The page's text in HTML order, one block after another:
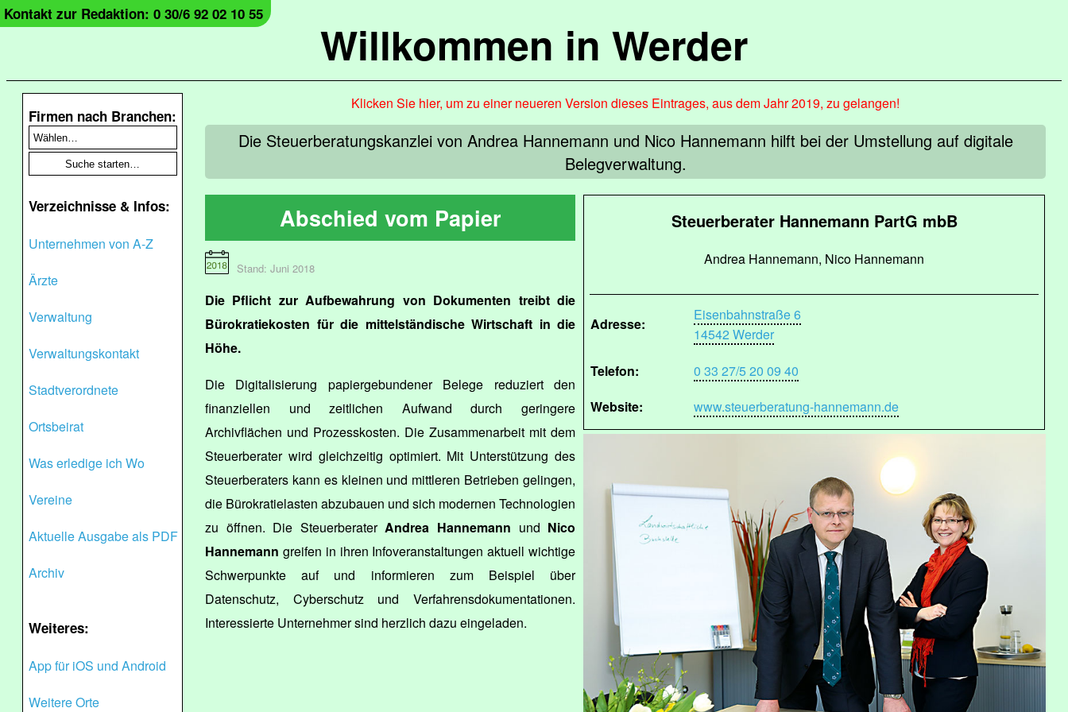
Willkommen in Werder
Kontakt zur Redaktion: 0 30/6 92 02 10 55
Firmen nach Branchen:
Verzeichnisse & Infos:
Unternehmen von A-Z
Ärzte
Verwaltung
Verwaltungskontakt
Stadtverordnete
Ortsbeirat
Was erledige ich Wo
Vereine
Aktuelle Ausgabe als PDF
Archiv
Weiteres:
App für iOS und Android
Weitere Orte
Klicken Sie hier, um zu einer neueren Version dieses Eintrages, aus dem Jahr 2019, zu gelangen!
Die Steuerberatungskanzlei von Andrea Hannemann und Nico Hannemann hilft bei der Umstellung auf digitale
Belegverwaltung.
Steuerberater Hannemann PartG mbB
Andrea Hannemann, Nico Hannemann
Adresse:
Eisenbahnstraße 6
14542 Werder
Telefon:
0 33 27/5 20 09 40
Website:
www.steuerberatung-hannemann.de
Abschied vom Papier
Stand: Juni 2018
Die Pflicht zur Aufbewahrung von Dokumenten treibt die
Bürokratiekosten für die mittelständische Wirtschaft in die
Höhe.
Die Digitalisierung papiergebundener Belege reduziert den
finanziellen und zeitlichen Aufwand durch geringere
Archivflächen und Prozesskosten. Die Zusammenarbeit mit dem
Steuerberater wird gleichzeitig optimiert. Mit Unterstützung des
Steuerberaters kann es kleinen und mittleren Betrieben gelingen,
die Bürokratielasten abzubauen und sich modernen Technologien
zu öffnen. Die SteuerberaterAndrea Hannemann und Nico
Hannemann greifen in ihren Infoveranstaltungen aktuell wichtige
Schwerpunkte auf und informieren zum Beispiel über
Datenschutz, Cyberschutz und Verfahrensdokumentationen.
Interessierte Unternehmer sind herzlich dazu eingeladen.